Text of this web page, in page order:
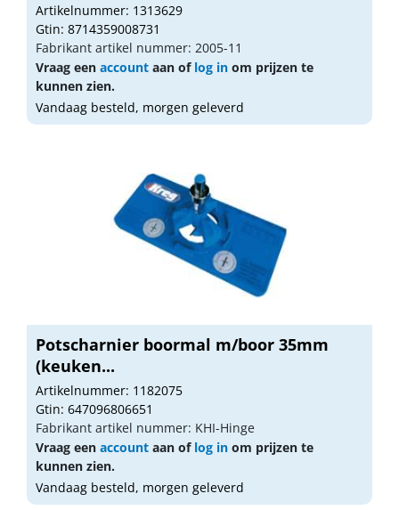
Artikelnummer: 1313629
Gtin: 8714359008731
Fabrikant artikel nummer: 2005-11
Vraag een account aan of log in om prijzen te
kunnen zien.
Vandaag besteld, morgen geleverd
Potscharnier boormal m/boor 35mm
(keuken...
Artikelnummer: 1182075
Gtin: 647096806651
Fabrikant artikel nummer: KHI-Hinge
Vraag een account aan of log in om prijzen te
kunnen zien.
Vandaag besteld, morgen geleverd